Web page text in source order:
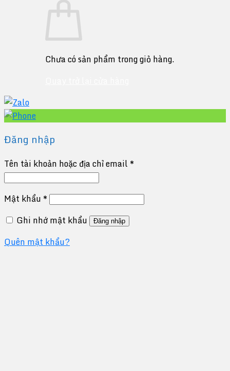
Chưa có sản phẩm trong giỏ hàng.
Đăng nhập
Tên tài khoản hoặc địa chỉ email *
Mật khẩu *
Ghi nhớ mật khẩu
Đăng nhập
Quên mật khẩu?